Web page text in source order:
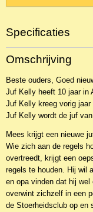
Specificaties
Productcode
2BKJ-7377
Omschrijving
Beste ouders, Goed
Juf Kelly heeft 10 jaar in
Juf Kelly kreeg vorig jaar
Juf Kelly wordt de juf
Mees krijgt een nieuwe
Wie zich aan de regels
overtreedt, krijgt een
regels te houden. Hij wil
en opa vinden dat hij
overwint zichzelf in een
de Stoerheidsclub op en